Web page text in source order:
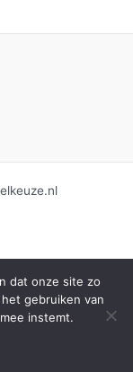
dat onze site zo
gebruiken van
instemt.